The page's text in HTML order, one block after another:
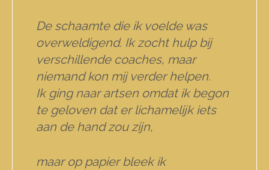
De schaamte die ik voelde was
overweldigend. Ik zocht hulp bij
verschillende coaches, maar
niemand kon mij verder helpen.
Ik ging naar artsen omdat ik begon
te geloven dat er lichamelijk iets
aan de hand zou zijn,
maar op papier bleek ik